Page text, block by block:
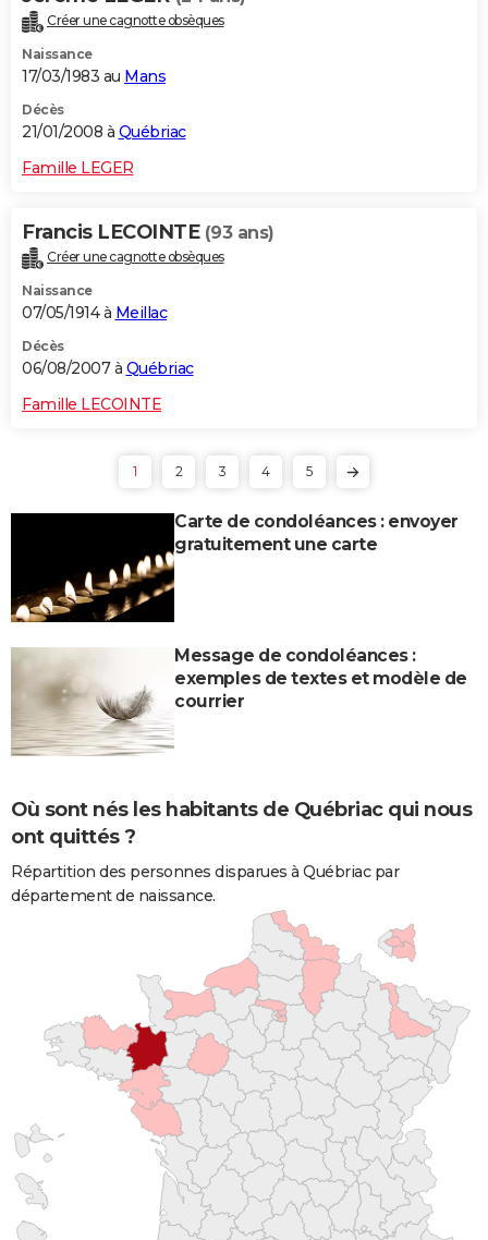
Créer une cagnotte obsèques
Naissance
17/03/1983 au Mans
Décès
21/01/2008 à Québriac
Famille LEGER
Francis LECOINTE (93 ans)
Créer une cagnotte obsèques
Naissance
07/05/1914 à Meillac
Décès
06/08/2007 à Québriac
Famille LECOINTE
1 2 3 4 5
Carte de condoléances : envoyer
gratuitement une carte
Message de condoléances :
exemples de textes et modèle de
courrier
Où sont nés les habitants de Québriac qui nous
ont quittés ?
Répartition des personnes disparues à Québriac par
département de naissance.